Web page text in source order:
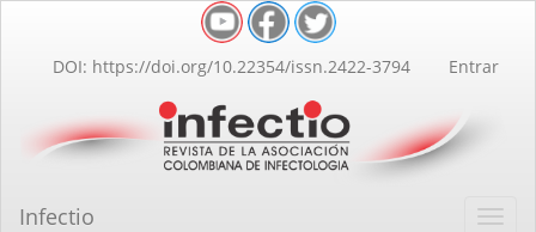
Contenido
principal
lateral
DOI: https://doi.org/10.22354/issn.2422-3794 Entrar
Infectio